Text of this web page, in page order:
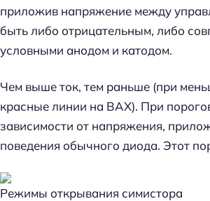
приложив напряжение между
быть либо отрицательным, либо
условными анодом и катодом.
Чем выше ток, тем раньше (при
красные линии на ВАХ). При
зависимости от напряжения,
поведения обычного диода. Этот
Режимы открывания симистора